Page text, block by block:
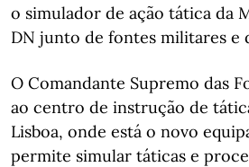
o simulador de ação tática da
DN junto de fontes militares e
O Comandante Supremo das
ao centro de instrução de
Lisboa, onde está o novo
permite simular táticas e